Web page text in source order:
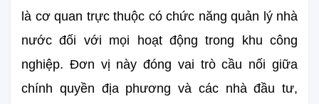
là cơ quan trực thuộc có chức năng quản lý nhà
nước đối với mọi hoạt động trong khu công
nghiệp. Đơn vị này đóng vai trò cầu nối giữa
chính quyền địa phương và các nhà đầu tư,